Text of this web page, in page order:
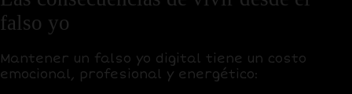
falso yo
Mantener un falso yo digital tiene un costo
emocional, profesional y energético: